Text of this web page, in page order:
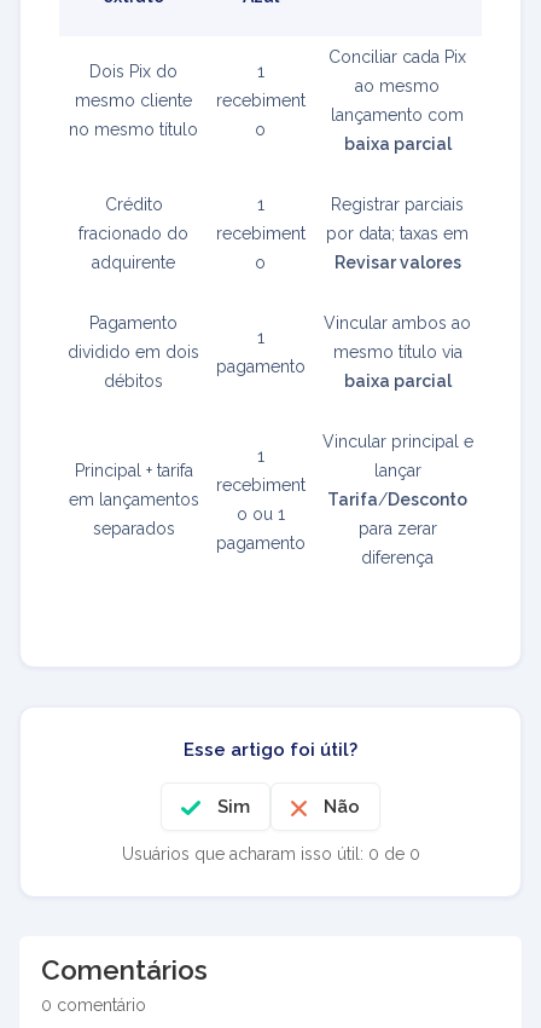
Dois Pix do
mesmo cliente
no mesmo título
1
recebiment
o
Conciliar cada Pix
ao mesmo
lançamento com
baixa parcial
Crédito
fracionado do
adquirente
1
recebiment
o
Registrar parciais
por data; taxas em
Revisar valores
Pagamento
dividido em dois
débitos
1
pagamento
Vincular ambos ao
mesmo título via
baixa parcial
Principal + tarifa
em lançamentos
separados
1
recebiment
o ou 1
pagamento
Vincular principal e
lançar
Tarifa/Desconto
para zerar
diferença
Esse artigo foi útil?
Sim Não
Usuários que acharam isso útil: 0 de 0
Comentários
0 comentário